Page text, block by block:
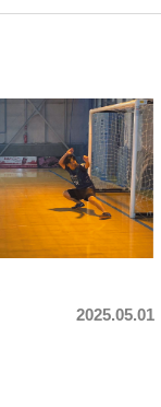
2025.05.01